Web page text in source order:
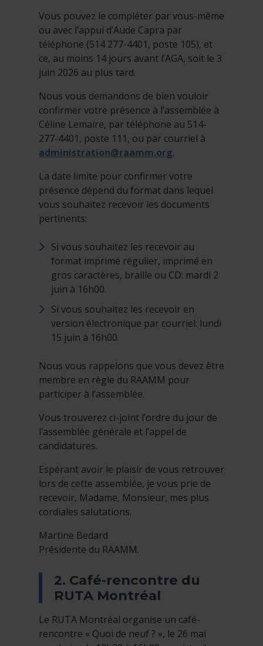
Vous pouvez le compléter par vous-même
ou avec l’appui d’Aude Capra par
téléphone (514 277-4401, poste 105), et
ce, au moins 14 jours avant l’AGA, soit le 3
juin 2026 au plus tard.
Nous vous demandons de bien vouloir
confirmer votre présence à l’assemblée à
Céline Lemaire, par téléphone au 514-
277-4401, poste 111, ou par courriel à
administration@raamm.org.
La date limite pour confirmer votre
présence dépend du format dans lequel
vous souhaitez recevoir les documents
pertinents:
Si vous souhaitez les recevoir au
format imprimé régulier, imprimé en
gros caractères, braille ou CD: mardi 2
juin à 16h00.
Si vous souhaitez les recevoir en
version électronique par courriel: lundi
15 juin à 16h00.
Nous vous rappelons que vous devez être
membre en règle du RAAMM pour
participer à l’assemblée.
Vous trouverez ci-joint l’ordre du jour de
l’assemblée générale et l’appel de
candidatures.
Espérant avoir le plaisir de vous retrouver
lors de cette assemblée, je vous prie de
recevoir, Madame, Monsieur, mes plus
cordiales salutations.
Martine Bedard
Présidente du RAAMM.
2. Café-rencontre du
RUTA Montréal
Le RUTA Montréal organise un café-
rencontre « Quoi de neuf ? », le 26 mai